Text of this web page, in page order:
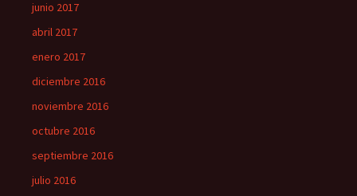
junio 2017
abril 2017
enero 2017
diciembre 2016
noviembre 2016
octubre 2016
septiembre 2016
julio 2016